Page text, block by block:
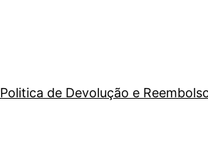
Politica de Devolução e